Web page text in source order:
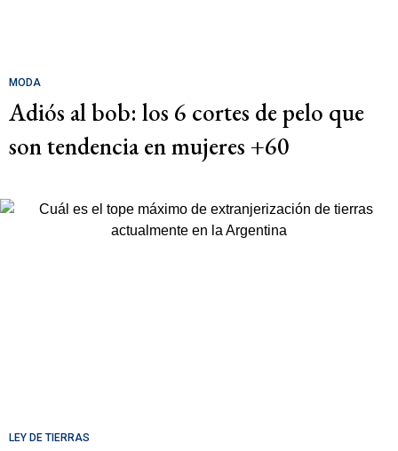
MODA
Adiós al bob: los 6 cortes de pelo que
son tendencia en mujeres +60
LEY DE TIERRAS